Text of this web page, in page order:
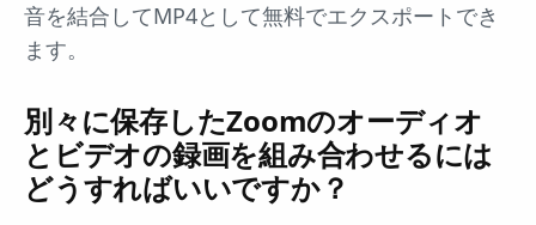
音を結合してMP4として無料でエクスポートでき
ます。
別々に保存したZoomのオーディオ
とビデオの録画を組み合わせるには
どうすればいいですか？